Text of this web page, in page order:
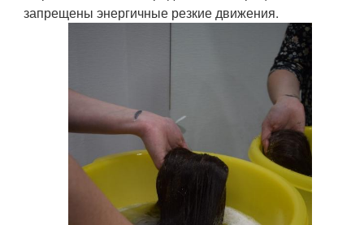
запрещены энергичные резкие движения.